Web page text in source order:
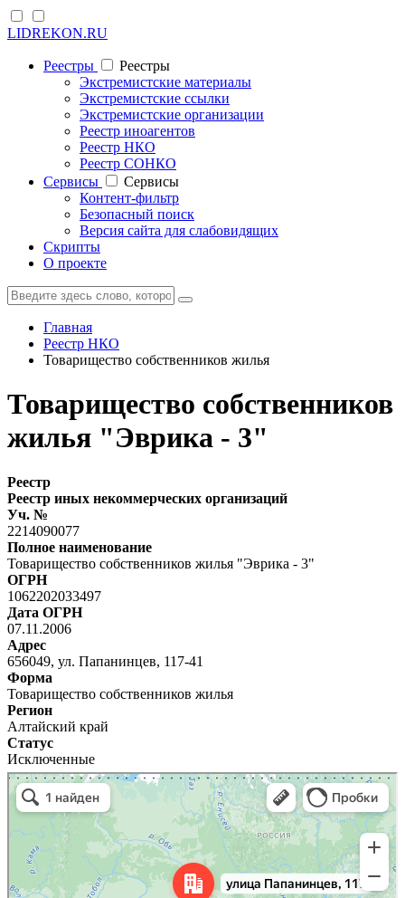
LIDREKON.RU
Реестры
Реестры
Экстремистские материалы
Экстремистские ссылки
Экстремистские организации
Реестр иноагентов
Реестр НКО
Реестр СОНКО
Cервисы
Cервисы
Контент-фильтр
Безопасный поиск
Версия сайта для слабовидящих
Скрипты
О проекте
Главная
Реестр НКО
Товарищество собственников жилья
Товарищество собственников
жилья "Эврика - 3"
Реестр
Реестр иных некоммерческих организаций
Уч. №
2214090077
Полное наименование
Товарищество собственников жилья "Эврика - 3"
ОГРН
1062202033497
Дата ОГРН
07.11.2006
Адрес
656049, ул. Папанинцев, 117-41
Форма
Товарищество собственников жилья
Регион
Алтайский край
Статус
Исключенные